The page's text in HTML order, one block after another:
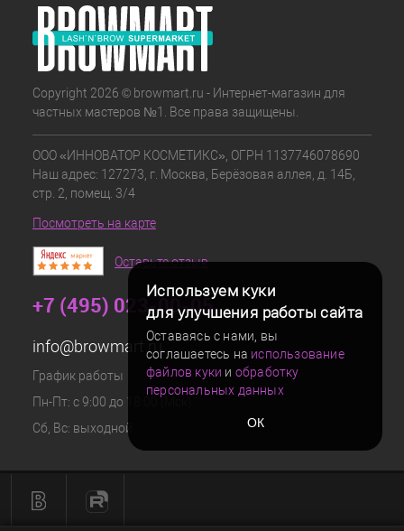
Используем куки
для улучшения работы сайта
Оставаясь с нами, вы
соглашаетесь на использование
файлов куки и обработку
персональных данных
ОК
Copyright 2026 © browmart.ru - Интернет-магазин для
частных мастеров №1. Все права защищены.
ООО «ИННОВАТОР КОСМЕТИКС», ОГРН 1137746078690
Наш адрес: 127273, г. Москва, Берёзовая аллея, д. 14Б,
стр. 2, помещ. 3/4
Посмотреть на карте
Оставьте отзыв
+7 (495) 023-00-05
info@browmart.ru
График работы
Пн-Пт: с 9:00 до 18:00 (Мск)
Сб, Вс: выходной